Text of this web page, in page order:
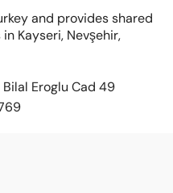
and provides shared
Kayseri, Nevşehir,
Eroglu Cad 49